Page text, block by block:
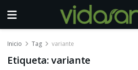
Inicio Tag variante
Etiqueta:variante